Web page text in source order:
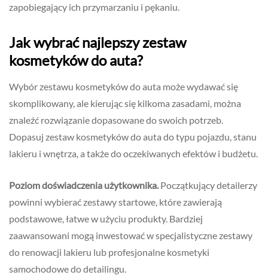
zapobiegający ich przymarzaniu i pękaniu.
Jak wybrać najlepszy zestaw
kosmetyków do auta?
Wybór zestawu kosmetyków do auta może wydawać się
skomplikowany, ale kierując się kilkoma zasadami, można
znaleźć rozwiązanie dopasowane do swoich potrzeb.
Dopasuj zestaw kosmetyków do auta do typu pojazdu, stanu
lakieru i wnętrza, a także do oczekiwanych efektów i budżetu.
Poziom doświadczenia użytkownika. Początkujący detailerzy
powinni wybierać zestawy startowe, które zawierają
podstawowe, łatwe w użyciu produkty. Bardziej
zaawansowani mogą inwestować w specjalistyczne zestawy
do renowacji lakieru lub profesjonalne kosmetyki
samochodowe do detailingu.